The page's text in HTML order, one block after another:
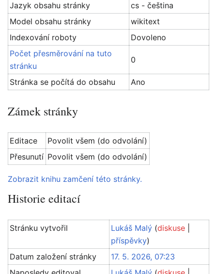
Jazyk obsahu stránky
cs - čeština
Model obsahu stránky
wikitext
Indexování roboty
Dovoleno
Počet přesměrování na tuto
stránku
0
Stránka se počítá do obsahu Ano
Zámek stránky
Editace
Povolit všem (do odvolání)
Přesunutí Povolit všem (do odvolání)
Zobrazit knihu zamčení této stránky.
Historie editací
Stránku vytvořil Lukáš Malý (diskuse
příspěvky)
Datum založení stránky
17. 5. 2026, 07:23